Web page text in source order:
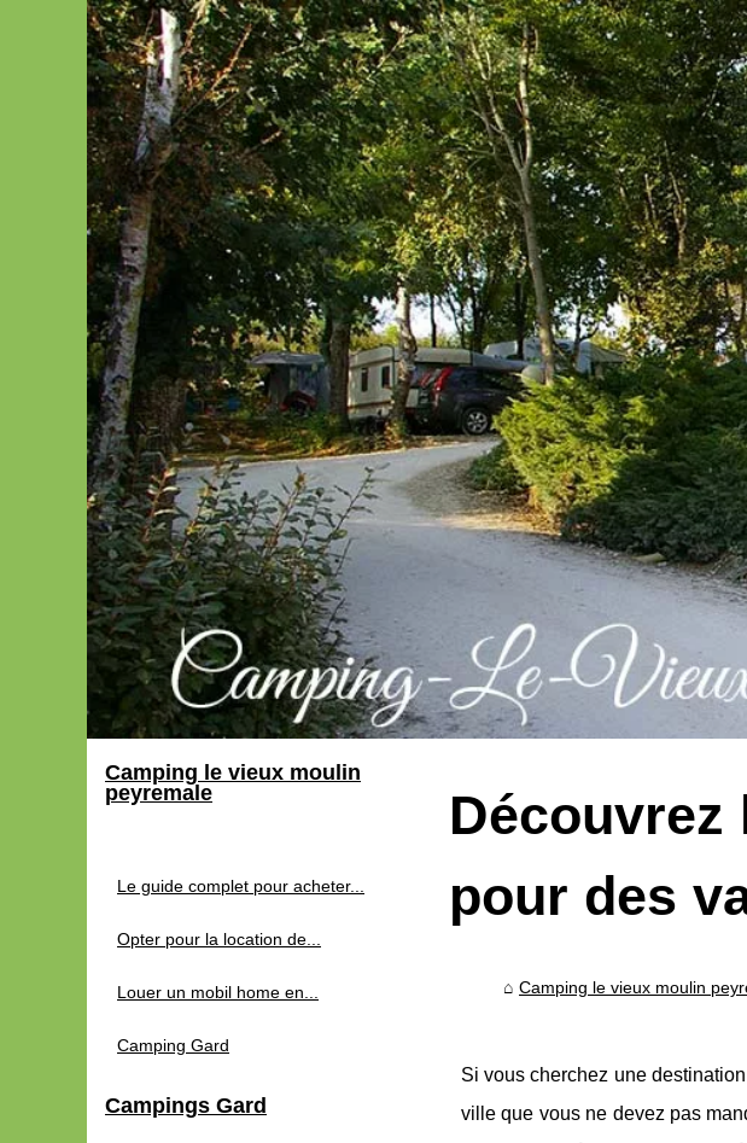
Découvrez
pour des
Camping le vieux moulin
Si vous cherchez une
ville que vous ne devez pas
Camping le vieux moulin
peyremale
Le guide complet pour acheter...
Opter pour la location de...
Louer un mobil home en...
Camping Gard
Campings Gard